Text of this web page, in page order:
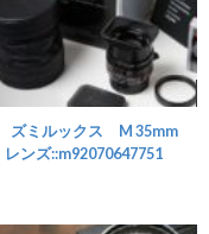
ズミルックス M 35mm
ンズ::m92070647751